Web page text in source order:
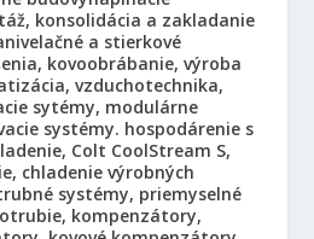
konsolidácia a zakladanie
nivelačné a stierkové
kovoobrábanie, výroba
vzduchotechnika,
sytémy, modulárne
systémy. hospodárenie s
Colt CoolStream S,
chladenie výrobných
systémy, priemyselné
kompenzátory,